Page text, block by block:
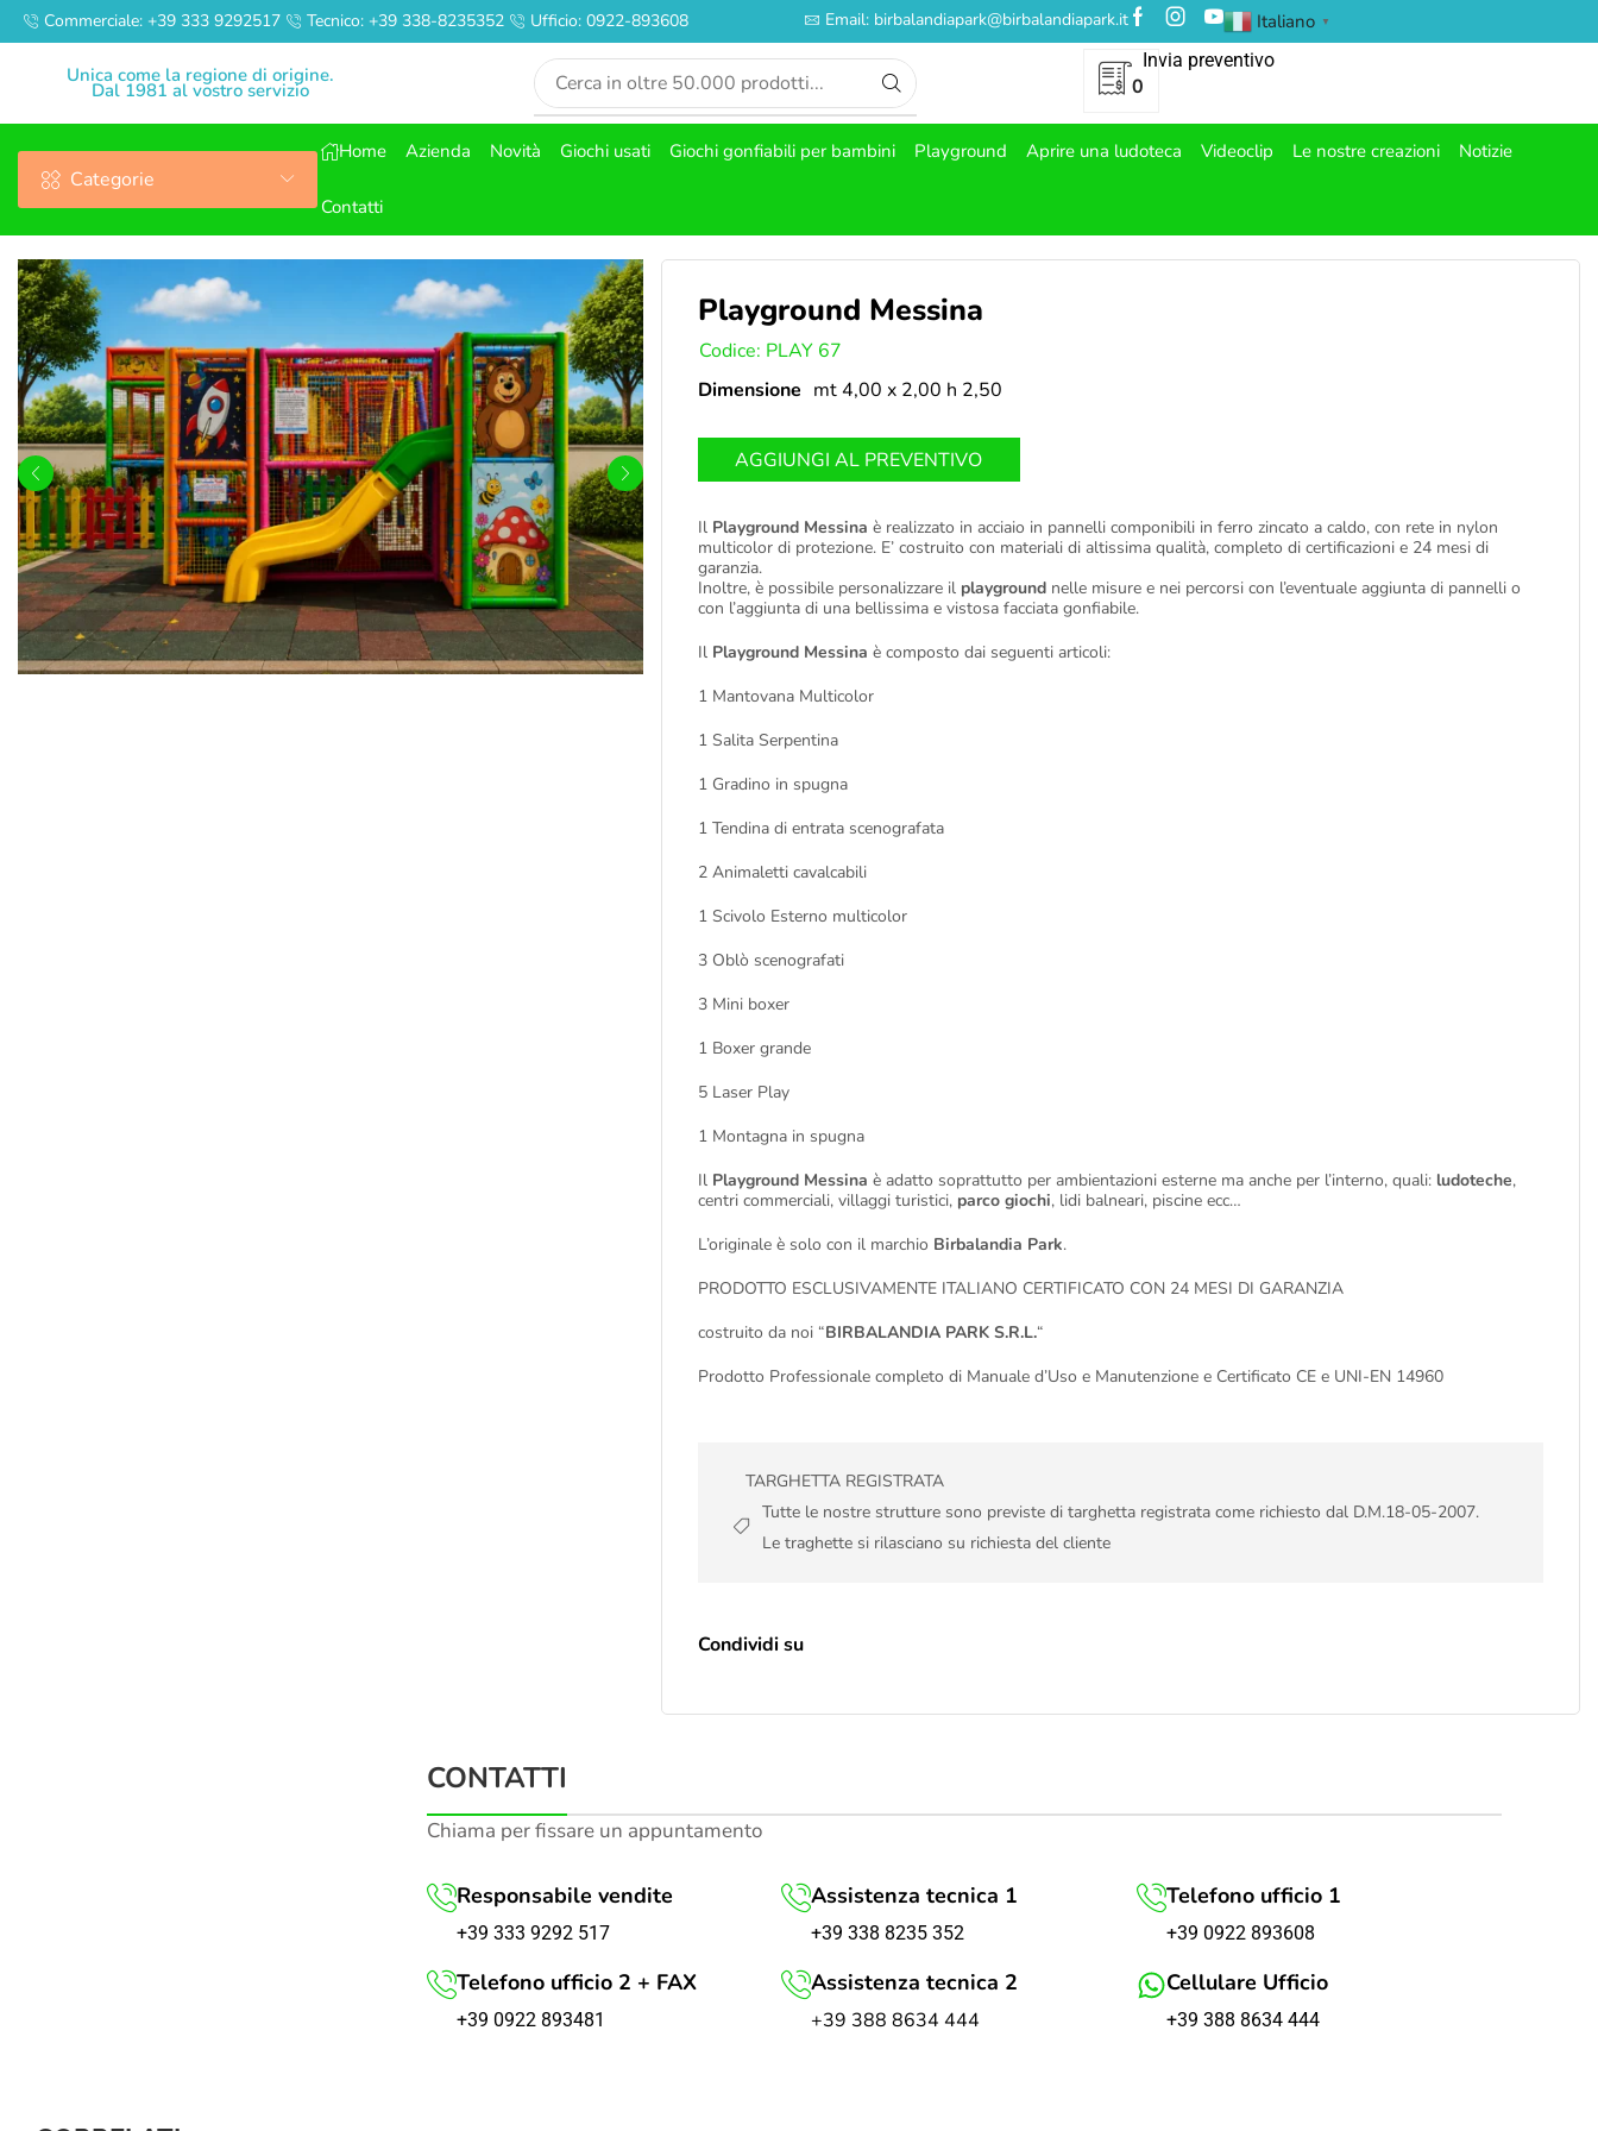
Commerciale: +39 333 9292517 Tecnico: +39 338-8235352 Ufficio: 0922-893608 Email: birbalandiapark@birbalandiapark.it Italiano ▼
Unica come la regione di origine.
Dal 1981 al vostro servizio 0
Invia preventivo
Categorie
Home Azienda Novità Giochi usati Giochi gonfiabili per bambini Playground Aprire una ludoteca Videoclip Le nostre creazioni Notizie
Contatti
Playground Messina
Codice: PLAY 67
Dimensione mt 4,00 x 2,00 h 2,50
AGGIUNGI AL PREVENTIVO
Il Playground Messina è realizzato in acciaio in pannelli componibili in ferro zincato a caldo, con rete in nylon
multicolor di protezione. E’ costruito con materiali di altissima qualità, completo di certificazioni e 24 mesi di
garanzia.
Inoltre, è possibile personalizzare il playgroundnelle misure e nei percorsi con l’eventuale aggiunta di pannelli o
con l’aggiunta di una bellissima e vistosa facciata gonfiabile.
Il Playground Messina è composto dai seguenti articoli:
1 Mantovana Multicolor
1 Salita Serpentina
1 Gradino in spugna
1 Tendina di entrata scenografata
2 Animaletti cavalcabili
1 Scivolo Esterno multicolor
3 Oblò scenografati
3 Mini boxer
1 Boxer grande
5 Laser Play
1 Montagna in spugna
Il Playground Messina è adatto soprattutto per ambientazioni esterne ma anche per l’interno, quali: ludoteche,
centri commerciali, villaggi turistici, parco giochi, lidi balneari, piscine ecc…
L’originale è solo con il marchio Birbalandia Park.
PRODOTTO ESCLUSIVAMENTE ITALIANO CERTIFICATO CON 24 MESI DI GARANZIA
costruito da noi “BIRBALANDIA PARK S.R.L.“
Prodotto Professionale completo di Manuale d’Uso e Manutenzione e Certificato CE e UNI-EN 14960
TARGHETTA REGISTRATA
Tutte le nostre strutture sono previste di targhetta registrata come richiesto dal D.M.18-05-2007.
Le traghette si rilasciano su richiesta del cliente
Condividi su
CONTATTI
Chiama per fissare un appuntamento
Responsabile vendite
+39 333 9292 517
Assistenza tecnica 1
+39 338 8235 352
Telefono ufficio 1
+39 0922 893608
Telefono ufficio 2 + FAX
+39 0922 893481
Assistenza tecnica 2
+39 388 8634 444
Cellulare Ufficio
+39 388 8634 444